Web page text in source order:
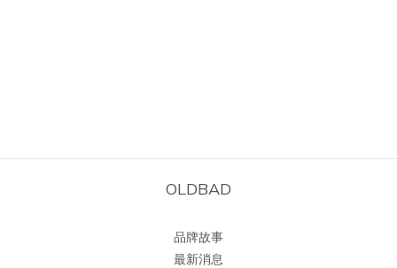
OLDBAD
品牌故事
最新消息